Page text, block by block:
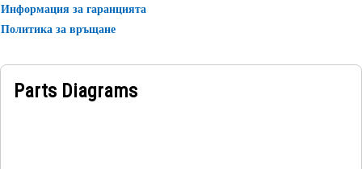
Информация за гаранцията
Политика за връщане
Parts Diagrams